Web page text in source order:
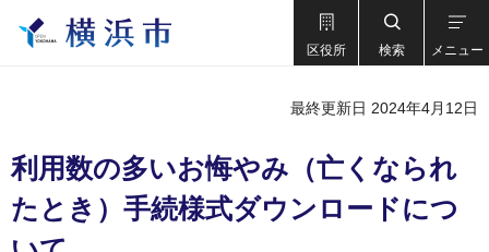
区役所 検索 メニュー
最終更新日 2024年4月12日
利用数の多いお悔やみ（亡くなられ
たとき）手続様式ダウンロードにつ